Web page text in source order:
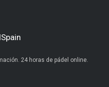
24 horas de pádel online.